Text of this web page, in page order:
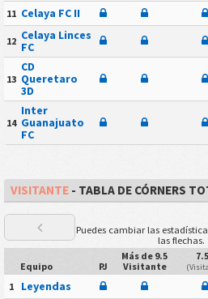
11 Celaya FC II
12 Celaya Linces
FC
13
CD
Queretaro
3D
14
Inter
Guanajuato
FC
VISITANTE- TABLA DE CÓRNERS
Puedes cambiar las
las flechas.
Equipo PJ
Más de 9.5
Visitante
1 Leyendas